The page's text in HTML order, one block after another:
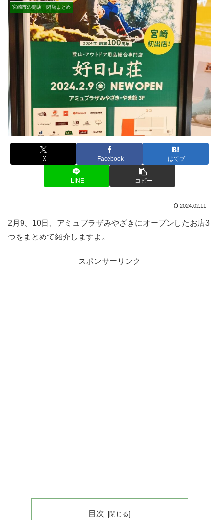
宮崎市の開店・閉店まとめ
X Facebook はてブ
LINE コピー
2024.02.11
2月9、10日、アミュプラザみやざきにオープンしたお店3
つをまとめて紹介しますよ。
スポンサーリンク
目次